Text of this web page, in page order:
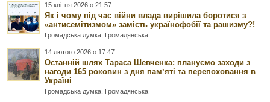
15 квітня 2026 о 21:57
Як і чому під час війни влада вирішила боротися з
«антисемітизмом» замість українофобії та рашизму?!
Громадська думка Громадянська
14 лютого 2026 о 17:47
Останній шлях Тараса Шевченка: плануємо заходи з
нагоди 165 роковин з дня памʼяті та перепоховання в
Україні
Громадська думка Громадянська